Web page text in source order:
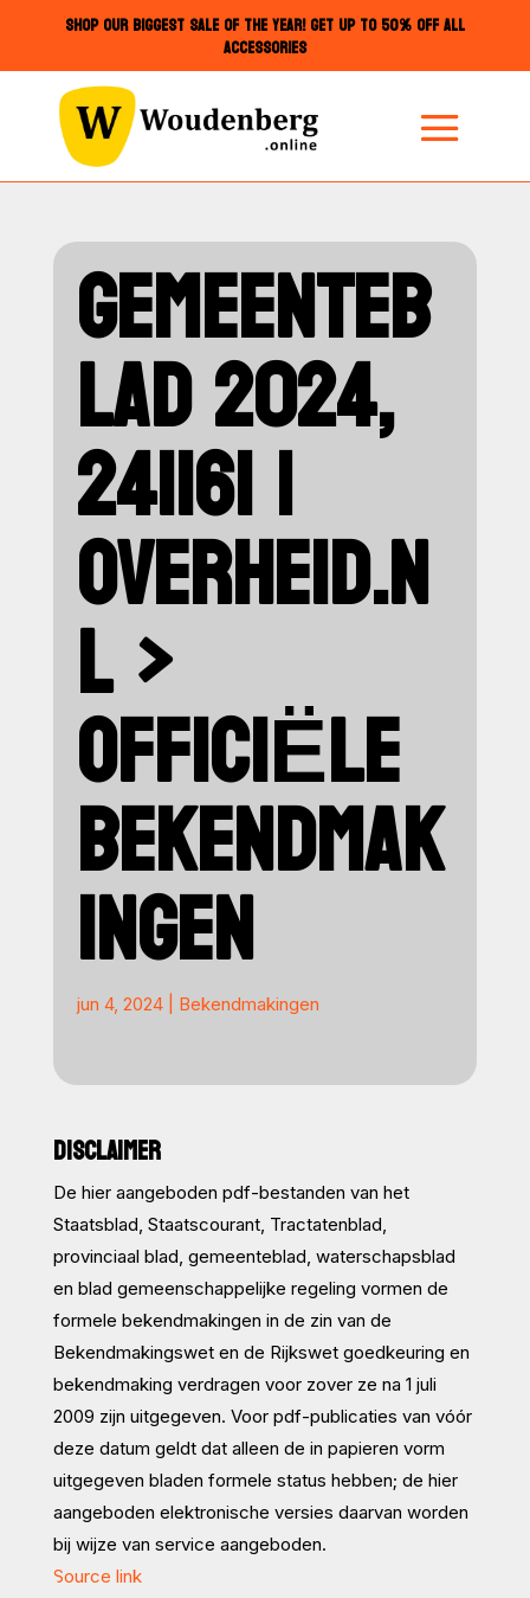
SHOP OUR BIGGEST SALE OF THE YEAR! GET UP TO 50% OFF ALL
ACCESSORIES
GEMEENTEB
LAD 2024,
241161 |
OVERHEID.N
L >
OFFICIËLE
BEKENDMAK
INGEN
jun 4, 2024| Bekendmakingen
DISCLAIMER
De hier aangeboden pdf-bestanden van het
Staatsblad, Staatscourant, Tractatenblad,
provinciaal blad, gemeenteblad, waterschapsblad
en blad gemeenschappelijke regeling vormen de
formele bekendmakingen in de zin van de
Bekendmakingswet en de Rijkswet goedkeuring en
bekendmaking verdragen voor zover ze na 1 juli
2009 zijn uitgegeven. Voor pdf-publicaties van vóór
deze datum geldt dat alleen de in papieren vorm
uitgegeven bladen formele status hebben; de hier
aangeboden elektronische versies daarvan worden
bij wijze van service aangeboden.
Source link